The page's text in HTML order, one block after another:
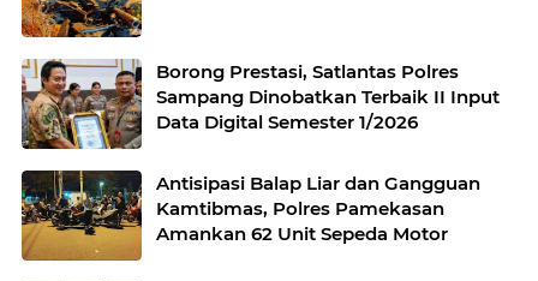
Borong Prestasi, Satlantas Polres
Sampang Dinobatkan Terbaik II Input
Data Digital Semester 1/2026
Antisipasi Balap Liar dan Gangguan
Kamtibmas, Polres Pamekasan
Amankan 62 Unit Sepeda Motor